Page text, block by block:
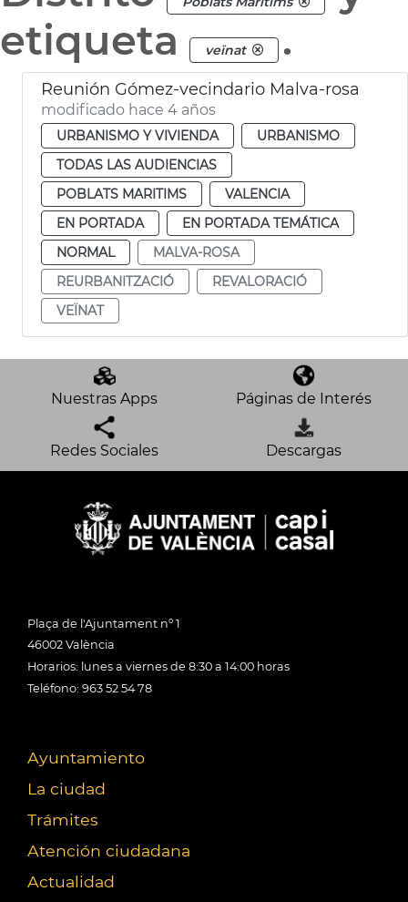
etiqueta
veïnat .
Reunión Gómez-vecindario Malva-rosa
modificado hace 4 años
URBANISMO Y VIVIENDA
URBANISMO
TODAS LAS AUDIENCIAS
POBLATS MARITIMS
VALENCIA
EN PORTADA
EN PORTADA TEMÁTICA
NORMAL
MALVA-ROSA
REURBANITZACIÓ
REVALORACIÓ
VEÏNAT
Nuestras Apps Páginas de Interés
Redes Sociales Descargas
Plaça de l'Ajuntament nº 1
46002 València
Horarios: lunes a viernes de 8:30 a 14:00 horas
Teléfono: 963 52 54 78
Ayuntamiento
La ciudad
Trámites
Atención ciudadana
Actualidad